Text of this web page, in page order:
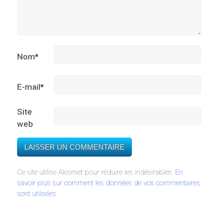
Nom*
E-mail*
Site
web
Ce site utilise Akismet pour réduire les indésirables. En
savoir plus sur comment les données de vos commentaires
sont utilisées.